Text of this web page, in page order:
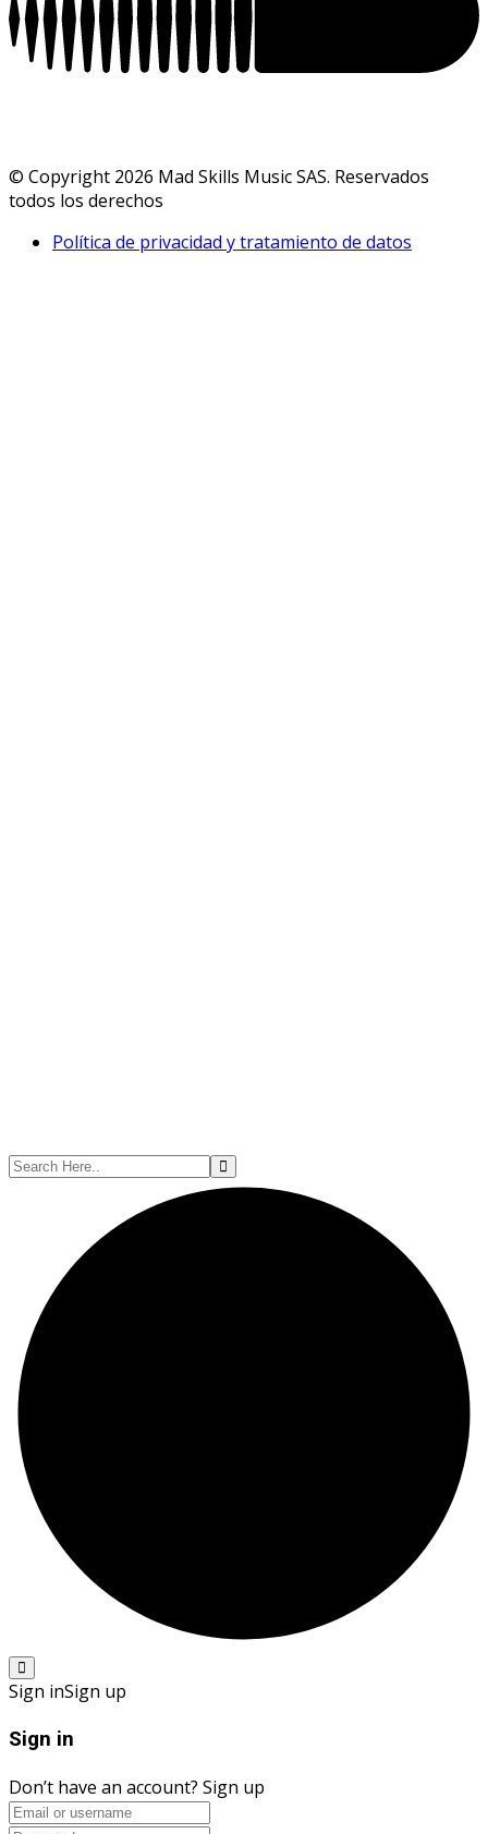
© Copyright 2026 Mad Skills Music SAS. Reservados
todos los derechos
Política de privacidad y tratamiento de datos
Sign inSign up
Sign in
Don’t have an account? Sign up